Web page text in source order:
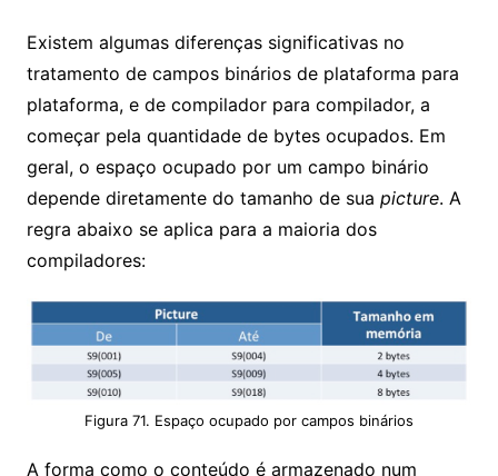
Existem algumas diferenças significativas no
tratamento de campos binários de plataforma para
plataforma, e de compilador para compilador, a
começar pela quantidade de bytes ocupados. Em
geral, o espaço ocupado por um campo binário
depende diretamente do tamanho de sua picture. A
regra abaixo se aplica para a maioria dos
compiladores:
Figura 71. Espaço ocupado por campos binários
A forma como o conteúdo é armazenado num